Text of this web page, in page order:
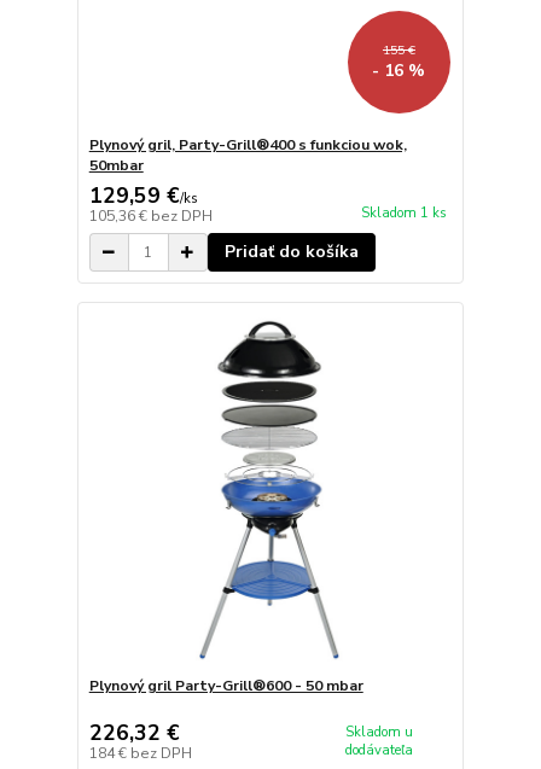
155 €
- 16 %
Plynový gril, Party-Grill®400 s funkciou wok,
50mbar
129,59 €/ks
105,36 € bez DPH Skladom 1 ks
Pridať do košíka
Plynový gril Party-Grill®600 - 50 mbar
226,32 €
184 € bez DPH
Skladom u
dodávateľa